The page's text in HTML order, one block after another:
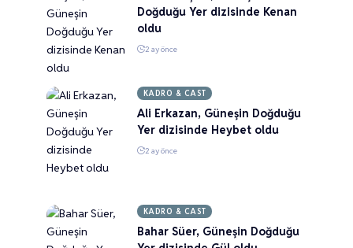
Doğduğu Yer dizisinde Kenan
oldu
2 ay önce
KADRO & CAST
Ali Erkazan, Güneşin Doğduğu
Yer dizisinde Heybet oldu
2 ay önce
KADRO & CAST
Bahar Süer, Güneşin Doğduğu